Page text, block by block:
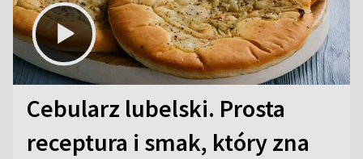
Cebularz lubelski. Prosta
receptura i smak, który zna